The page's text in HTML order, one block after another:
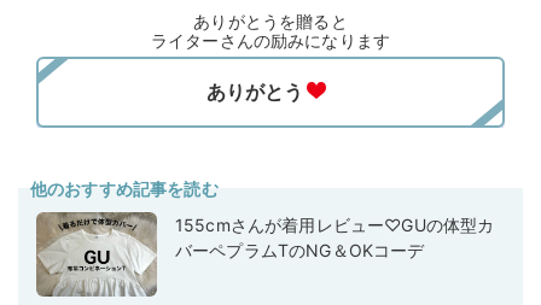
ありがとうを贈ると
ライターさんの励みになります
他のおすすめ記事を読む
155cmさんが着用レビュー♡GUの体型カ
バーペプラムTのNG＆OKコーデ